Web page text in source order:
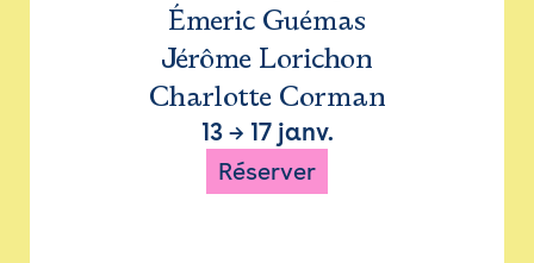
Émeric Guémas
Jérôme Lorichon
Charlotte Corman
13→ 17 janv.
Réserver